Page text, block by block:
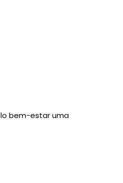
bem-estar uma